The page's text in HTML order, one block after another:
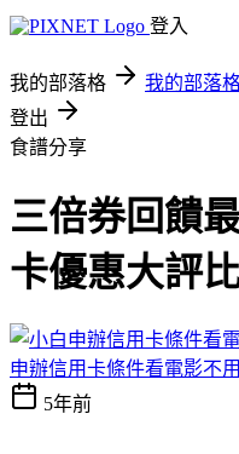
登入
我的部落格 我的部落
登出
食譜分享
三倍券回饋
卡優惠大評
申辦信用卡條件看電影不
5年前